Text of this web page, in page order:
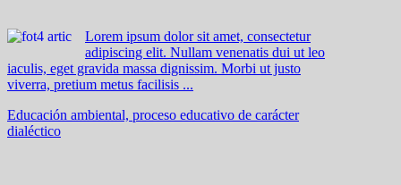
Lorem ipsum dolor sit amet, consectetur
adipiscing elit. Nullam venenatis dui ut leo
iaculis, eget gravida massa dignissim. Morbi ut justo
viverra, pretium metus facilisis ...
Educación ambiental, proceso educativo de carácter
dialéctico